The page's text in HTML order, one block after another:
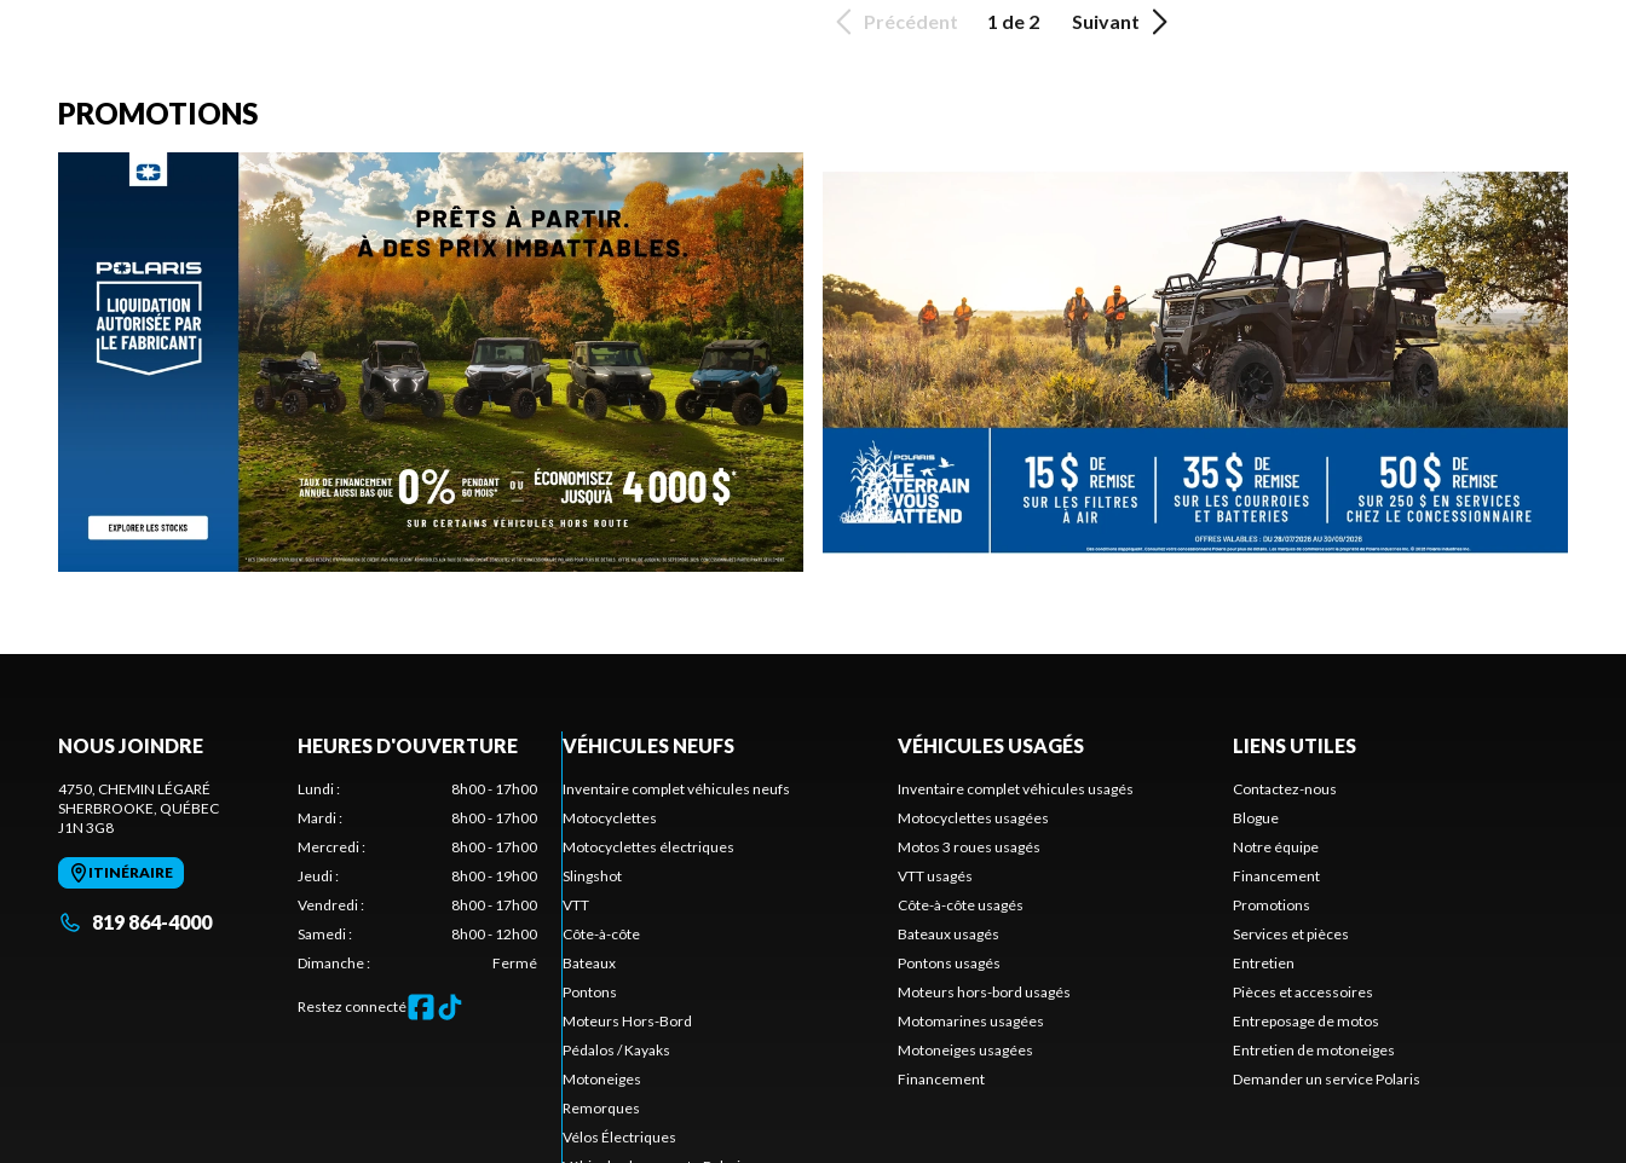
Précédent 1 de 2 Suivant
PROMOTIONS
NOUS JOINDRE
4750, CHEMIN LÉGARÉ
SHERBROOKE , QUÉBEC
J1N 3G8
ITINÉRAIRE
819 864-4000
HEURES D'OUVERTURE
Lundi:
8h00 - 17h00
Mardi:
8h00 - 17h00
Mercredi:
8h00 - 17h00
Jeudi:
8h00 - 19h00
Vendredi:
8h00 - 17h00
Samedi:
8h00 - 12h00
Dimanche: Fermé
Restez connecté
VÉHICULES NEUFS
Inventaire complet véhicules neufs
Motocyclettes
Motocyclettes électriques
Slingshot
VTT
Côte-à-côte
Bateaux
Pontons
Moteurs Hors-Bord
Pédalos / Kayaks
Motoneiges
Remorques
Vélos Électriques
VÉHICULES USAGÉS
Inventaire complet véhicules usagés
Motocyclettes usagées
Motos 3 roues usagés
VTT usagés
Côte-à-côte usagés
Bateaux usagés
Pontons usagés
Moteurs hors-bord usagés
Motomarines usagées
Motoneiges usagées
Financement
LIENS UTILES
Contactez-nous
Blogue
Notre équipe
Financement
Promotions
Services et pièces
Entretien
Pièces et accessoires
Entreposage de motos
Entretien de motoneiges
Demander un service Polaris